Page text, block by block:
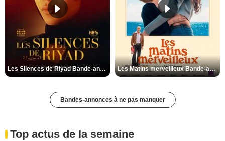
Les Silences de Riyad Bande-annonce VO STFR Les Matins merveilleux Bande-annonce VF
Bandes-annonces à ne pas manquer
Top actus de la semaine